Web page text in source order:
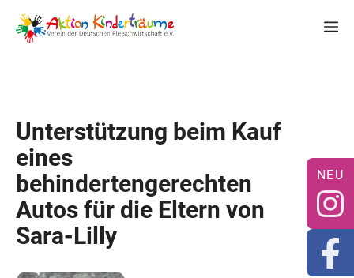
Inhalt
springen
Unterstützung beim Kauf
eines
behindertengerechten
Autos für die Eltern von
Sara-Lilly